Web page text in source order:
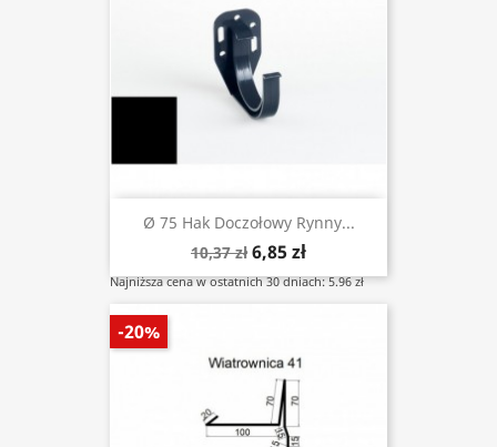
Ø 75 Hak Doczołowy Rynny...
10,37 zł 6,85 zł
Najniższa cena w ostatnich 30 dniach: 5.96 zł
-20%